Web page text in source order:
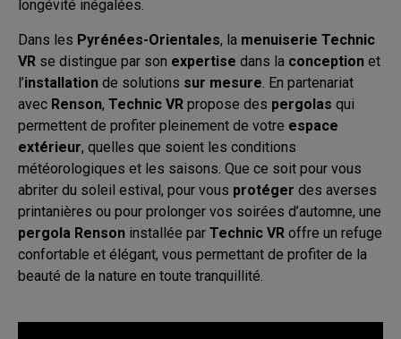
longévité inégalées.
Dans les Pyrénées-Orientales, la menuiserie Technic
VR se distingue par son expertise dans la conception et
l’installation de solutions sur mesure . En partenariat
avec Renson, Technic VR propose des pergolas qui
permettent de profiter pleinement de votre espace
extérieur, quelles que soient les conditions
météorologiques et les saisons. Que ce soit pour vous
abriter du soleil estival, pour vous protéger des averses
printanières ou pour prolonger vos soirées d’automne, une
pergola Renson installée par Technic VR offre un refuge
confortable et élégant, vous permettant de profiter de la
beauté de la nature en toute tranquillité.